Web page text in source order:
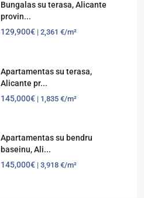
Bungalas su terasa, Alicante
provin...
129,900€ | 2,361 €/m²
Apartamentas su terasa,
Alicante pr...
145,000€ | 1,835 €/m²
Apartamentas su bendru
baseinu, Ali...
145,000€ | 3,918 €/m²